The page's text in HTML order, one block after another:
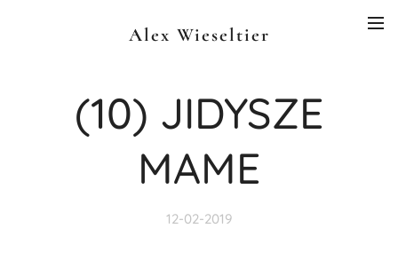
Alex Wieseltier
(10) JIDYSZE
MAME
12-02-2019